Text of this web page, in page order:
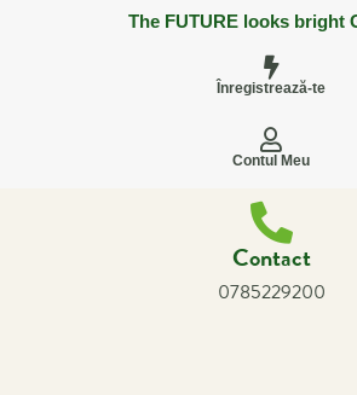
The FUTURE looks bright
Înregistrează-te
Contul Meu
Contact
0785229200